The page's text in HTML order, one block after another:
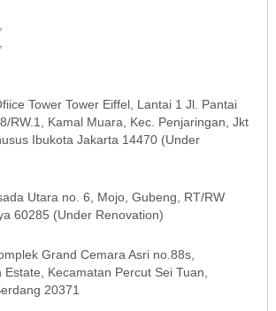
Tower Tower Eiffel, Lantai 1 Jl. Pantai
RW.1, Kamal Muara, Kec. Penjaringan, Jkt
Ibukota Jakarta 14470 (Under
Utara no. 6, Mojo, Gubeng, RT/RW
60285 (Under Renovation)
Grand Cemara Asri no.88s,
Kecamatan Percut Sei Tuan,
20371